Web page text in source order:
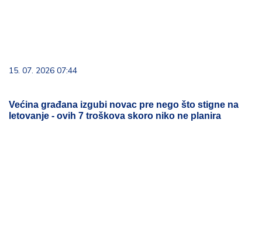
15. 07. 2026 07:44
Većina građana izgubi novac pre nego što stigne na
letovanje - ovih 7 troškova skoro niko ne planira